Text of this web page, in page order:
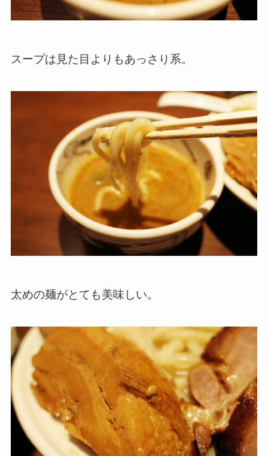
スープは見た目よりもあっさり系。
太めの麺がとても美味しい。